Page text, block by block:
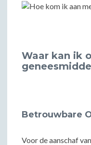
Waar kan ik
Betrouwbare
Voor de aanschaf